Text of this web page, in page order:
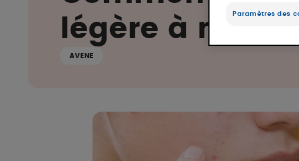
légère à
AVENE
Paramètres des